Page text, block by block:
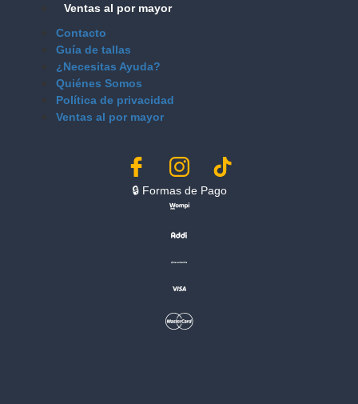
Ventas al por mayor
Contacto
Guía de tallas
¿Necesitas Ayuda?
Quiénes Somos
Política de privacidad
Ventas al por mayor
🔒︎ Formas de Pago